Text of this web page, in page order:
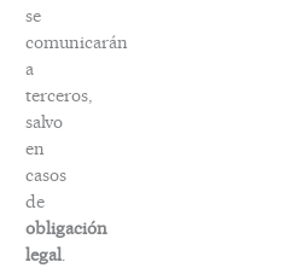
se
comunicarán
a
terceros,
salvo
en
casos
de
obligación
legal